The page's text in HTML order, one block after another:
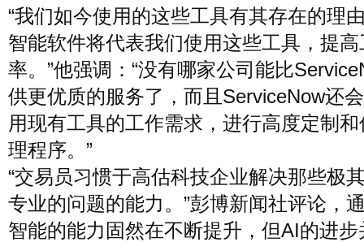
“我们如今使用的这些工具有其存在的理
智能软件将代表我们使用这些工具，提
率。”他强调：“没有哪家公司能比
供更优质的服务了，而且ServiceNow还
用现有工具的工作需求，进行高度定制
理程序。”
“交易员习惯于高估科技企业解决那些极
专业的问题的能力。”彭博新闻社评论，
智能的能力固然在不断提升，但AI的进步